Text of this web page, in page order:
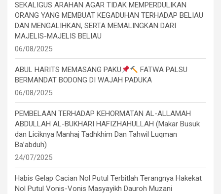
SEKALIGUS ARAHAN AGAR TIDAK MEMPERDULIKAN
ORANG YANG MEMBUAT KEGADUHAN TERHADAP BELIAU
DAN MENGALIHKAN, SERTA MEMALINGKAN DARI
MAJELIS-MAJELIS BELIAU
06/08/2025
ABUL HARITS MEMASANG PAKU
FATWA PALSU
BERMANDAT BODONG DI WAJAH PADUKA
06/08/2025
PEMBELAAN TERHADAP KEHORMATAN AL-ALLAMAH
ABDULLAH AL-BUKHARI HAFIZHAHULLAH (Makar Busuk
dan Liciknya Manhaj Tadhkhim Dan Tahwil Luqman
Ba’abduh)
24/07/2025
Habis Gelap Cacian Nol Putul Terbitlah Terangnya Hakekat
Nol Putul Vonis-Vonis Masyayikh Dauroh Muzani